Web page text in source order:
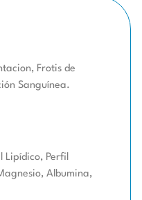
Frotis de
Sanguínea.
Lipídico, Perfil
Albumina,